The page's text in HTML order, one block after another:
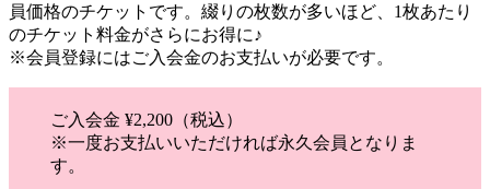
員価格のチケットです。綴りの枚数が多いほど、1枚あたり
のチケット料金がさらにお得に♪
※会員登録にはご入会金のお支払いが必要です。
ご入会金 ¥2,200（税込）
※一度お支払いいただければ永久会員となりま
す。